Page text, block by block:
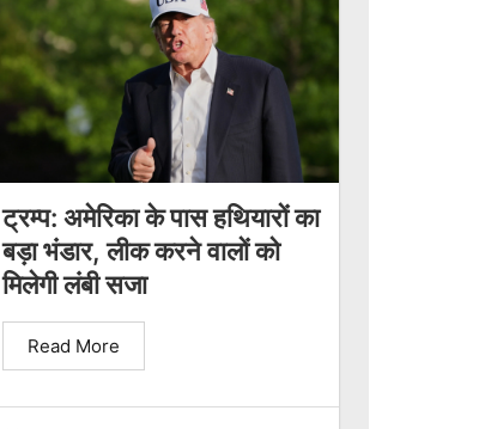
ट्रम्प: अमेरिका के पास हथियारों का
बड़ा भंडार, लीक करने वालों को
मिलेगी लंबी सजा
Read More